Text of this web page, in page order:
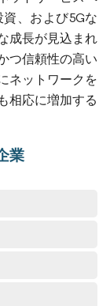
、および5Gな
成長が見込まれ
つ信頼性の高い
ネットワークを
相応に増加する
業